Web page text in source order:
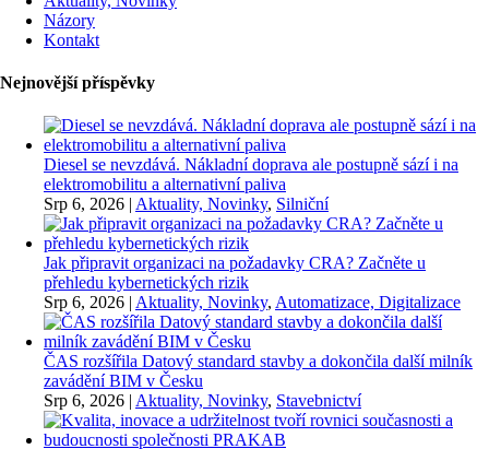
Názory
Kontakt
Nejnovější příspěvky
Diesel se nevzdává. Nákladní doprava ale postupně sází i na
elektromobilitu a alternativní paliva
Srp 6, 2026 | Aktuality, Novinky, Silniční
Jak připravit organizaci na požadavky CRA? Začněte u
přehledu kybernetických rizik
Srp 6, 2026 | Aktuality, Novinky, Automatizace, Digitalizace
ČAS rozšířila Datový standard stavby a dokončila další milník
zavádění BIM v Česku
Srp 6, 2026 | Aktuality, Novinky, Stavebnictví